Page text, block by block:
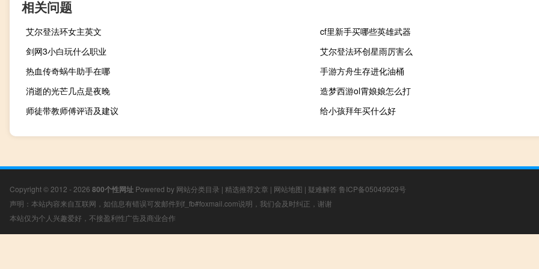
相关问题
艾尔登法环女主英文
cf里新手买哪些英雄武器
剑网3小白玩什么职业
艾尔登法环创星雨厉害么
热血传奇蜗牛助手在哪
手游方舟生存进化油桶
消逝的光芒几点是夜晚
造梦西游ol霄娘娘怎么打
师徒带教师傅评语及建议
给小孩拜年买什么好
Copyright © 2012 - 2026 800个性网址 Powered by 网站分类目录 | 精选推荐文章 | 网站地图 | 疑难解答 鲁ICP备05049929号
声明：本站内容来自互联网，如信息有错误可发邮件到f_fb#foxmail.com说明，我们会及时纠正，谢谢
本站仅为个人兴趣爱好，不接盈利性广告及商业合作